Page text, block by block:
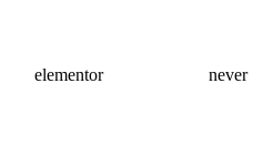
elementor never